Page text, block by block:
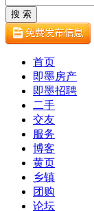
首页
即墨房产
即墨招聘
二手
交友
服务
博客
黄页
乡镇
团购
论坛